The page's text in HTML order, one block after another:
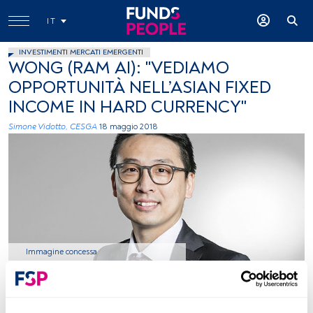
IT
INVESTIMENTI MERCATI EMERGENTI
WONG (RAM AI): "VEDIAMO
OPPORTUNITÀ NELL’ASIAN FIXED
INCOME IN HARD CURRENCY"
Simone Vidotto, CESGA 18 maggio 2018
Immagine concessa